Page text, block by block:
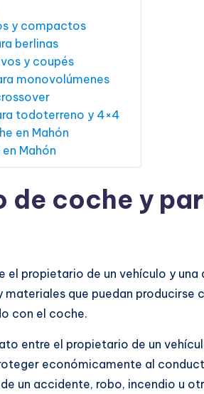
y compactos
berlinas
y coupés
monovolúmenes
todoterreno y 4×4
en Mahón
Mahón
de coche y
el propietario de un vehículo y una
que puedan producirse
con el coche.
entre el propietario de un
económicamente al
un accidente, robo, incendio u